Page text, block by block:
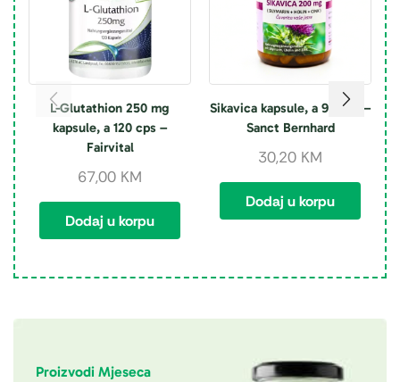
L-Glutathion 250 mg
kapsule, a 120 cps –
Fairvital
67,00 KM
Dodaj u korpu
Sikavica kapsule, a 90 cps –
Sanct Bernhard
30,20 KM
Dodaj u korpu
Proizvodi Mjeseca